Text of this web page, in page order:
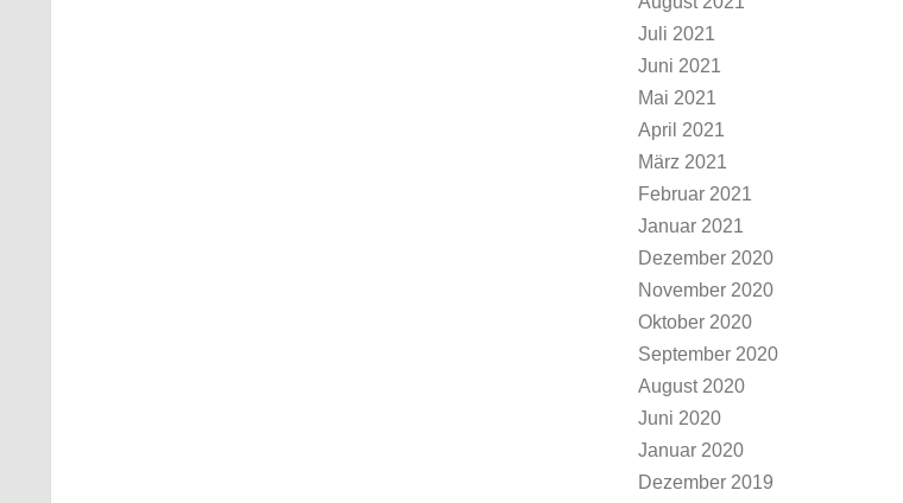
Juli 2021
Juni 2021
Mai 2021
April 2021
März 2021
Februar 2021
Januar 2021
Dezember 2020
November 2020
Oktober 2020
September 2020
August 2020
Juni 2020
Januar 2020
Dezember 2019